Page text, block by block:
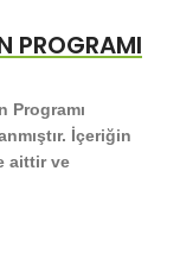
PROGRAMI
Programı
İçeriğin
aittir ve